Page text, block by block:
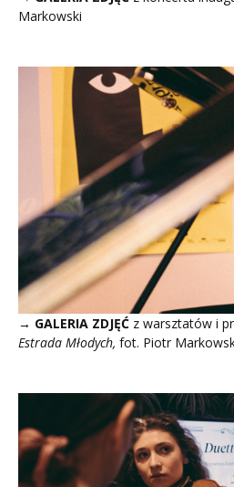
Markowski
→ GALERIA ZDJĘĆ z warsztatów i
Estrada Młodych, fot. Piotr